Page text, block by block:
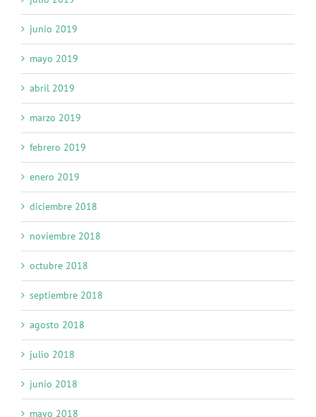
junio 2019
mayo 2019
abril 2019
marzo 2019
febrero 2019
enero 2019
diciembre 2018
noviembre 2018
octubre 2018
septiembre 2018
agosto 2018
julio 2018
junio 2018
mayo 2018